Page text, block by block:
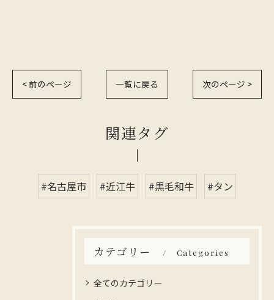
< 前のページ 一覧に戻る 次のページ >
関連タグ
#名古屋市 #近江牛 #黒毛和牛 #タン
カテゴリー Categories
全てのカテゴリー